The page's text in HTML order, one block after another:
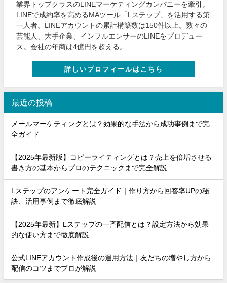
業界トップクラスのLINEマーケティングカンパニーを牽引。
LINEで成約率を高めるMAツール「Lステップ」を活用する第
一人者。LINEアカウントの累計構築数は150件以上。数々の
芸能人、大手企業、インフルエンサーのLINEをプロデュー
ス。会社の年商は4億円を超える。
詳しいプロフィールはこちら
最近の投稿
メールマーケティングとは？効果的な手法から成功事例まで完
全ガイド
【2025年最新版】コピーライティングとは？売上を倍増させる
書き方の基本からプロのテクニックまで完全解説
Lステップのアンケート完全ガイド｜作り方から回答率UPの秘
訣、活用事例まで徹底解説
【2025年最新】Lステップの一斉配信とは？設定方法から効果
的な使い方まで徹底解説
公式LINEアカウント作成後の運用方法｜友だちの増やし方から
配信のコツまでプロが解説